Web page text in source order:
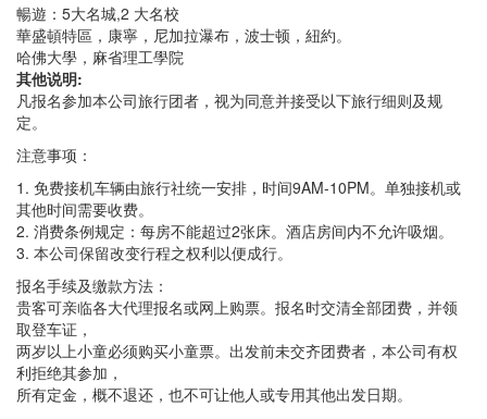
暢遊：5大名城,2 大名校
華盛頓特區，康寧，尼加拉瀑布，波士顿，紐約。
哈佛大學，麻省理工學院
其他说明:
凡报名参加本公司旅行团者，视为同意并接受以下旅行细则及规
定。
注意事项：
1. 免费接机车辆由旅行社统一安排，时间9AM-10PM。单独接机或
其他时间需要收费。
2. 消费条例规定：每房不能超过2张床。酒店房间内不允许吸烟。
3. 本公司保留改变行程之权利以便成行。
报名手续及缴款方法：
贵客可亲临各大代理报名或网上购票。报名时交清全部团费，并领
取登车证，
两岁以上小童必须购买小童票。出发前未交齐团费者，本公司有权
利拒绝其参加，
所有定金，概不退还，也不可让他人或专用其他出发日期。